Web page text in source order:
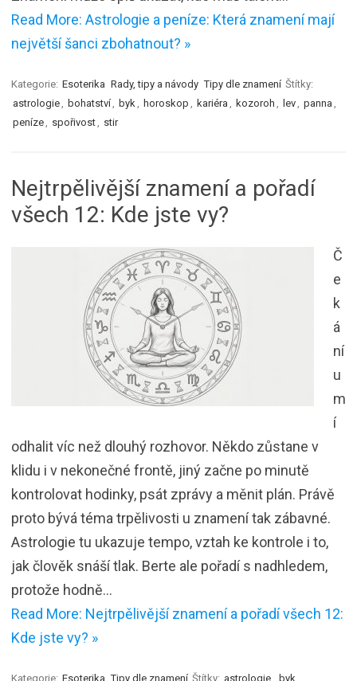
Read More: Astrologie a peníze: Která znamení mají
největší šanci zbohatnout? »
Kategorie: Esoterika Rady, tipy a návody Tipy dle znamení Štítky:
astrologie
bohatství byk horoskop kariéra kozoroh lev panna
peníze
spořivost stir
Nejtrpělivější znamení a pořadí
všech 12: Kde jste vy?
Č
e
k
á
ní
u
m
í
odhalit víc než dlouhý rozhovor. Někdo zůstane v
klidu i v nekonečné frontě, jiný začne po minutě
kontrolovat hodinky, psát zprávy a měnit plán. Právě
proto bývá téma trpělivosti u znamení tak zábavné.
Astrologie tu ukazuje tempo, vztah ke kontrole i to,
jak člověk snáší tlak. Berte ale pořadí s nadhledem,
protože hodně…
Read More: Nejtrpělivější znamení a pořadí všech 12:
Kde jste vy? »
Kategorie: Esoterika Tipy dle znamení Štítky: astrologie byk